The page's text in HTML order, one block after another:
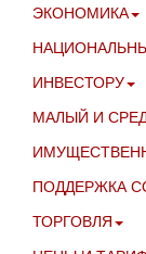
ЭКОНОМИКА
ИНВЕСТОРУ
МАЛЫЙ И
ПОДДЕРЖКА
ТОРГОВЛЯ